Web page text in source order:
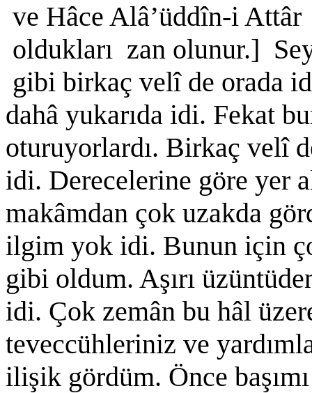
ve Hâce Alâ’üddîn-i
oldukları zan olunur.]
gibi birkaç velî de orada
dahâ yukarıda idi. Fekat
oturuyorlardı. Birkaç velî
idi. Derecelerine göre yer
makâmdan çok uzakda
ilgim yok idi. Bunun için
gibi oldum. Aşırı
idi. Çok zemân bu hâl
teveccühleriniz ve
ilişik gördüm. Önce